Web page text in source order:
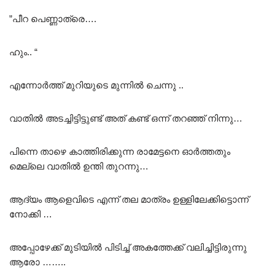
”പീറ പെണ്ണാത്രെ….
ഹും.. “
എന്നോർത്ത് മുറിയുടെ മുന്നിൽ ചെന്നു ..
വാതിൽ അടച്ചിട്ടിട്ടുണ്ട് അത് കണ്ട് ഒന്ന് തറഞ്ഞ് നിന്നു…
പിന്നെ താഴെ കാത്തിരിക്കുന്ന രാമേട്ടനെ ഓർത്തതും
മെല്ലെ വാതിൽ ഉന്തി തുറന്നു…
ആദ്യം ആളെവിടെ എന്ന് തല മാത്രം ഉള്ളിലേക്കിട്ടൊന്ന്
നോക്കി …
അപ്പോഴേക്ക് മുടിയിൽ പിടിച്ച് അകത്തേക്ക് വലിച്ചിട്ടിരുന്നു
ആരോ ……..